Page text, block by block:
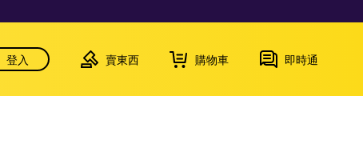
登入 賣東西 購物車 即時通